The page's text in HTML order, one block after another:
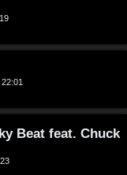
Beat feat. Chuck